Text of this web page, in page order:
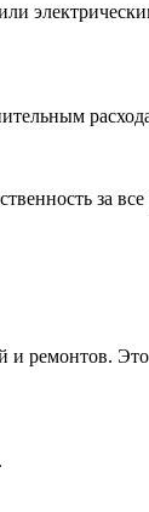
за
и ремонтов.